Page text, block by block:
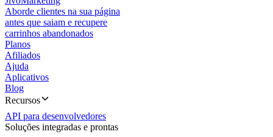
Aborde clientes na sua página
antes que saiam e recupere
carrinhos abandonados
Planos
Afiliados
Ajuda
Aplicativos
Blog
Recursos
API para desenvolvedores
Soluções integradas e prontas